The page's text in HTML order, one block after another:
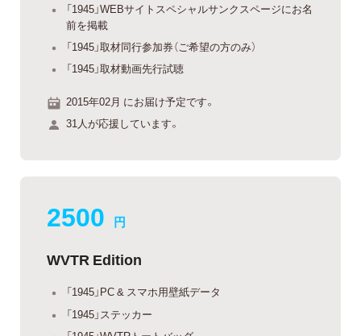
「1945」WEBサイトスペシャルサンクスページにお名
前を掲載
「1945」取材同行参加券（ご希望の方のみ）
「1945」取材動画先行試聴
2015年02月 にお届け予定です。
31人が応援しています。
2500 円
WVTR Edition
「1945」PC & スマホ用壁紙データ
「1945」ステッカー